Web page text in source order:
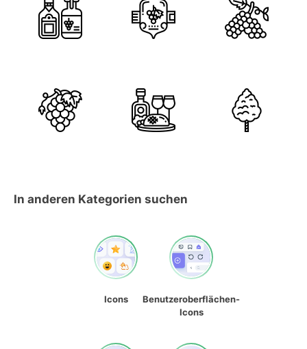
In anderen Kategorien suchen
Icons
Benutzeroberflächen-
Icons